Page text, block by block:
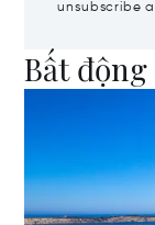
unsubscribe
Bất động